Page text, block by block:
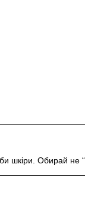
шкіри. Обирай не